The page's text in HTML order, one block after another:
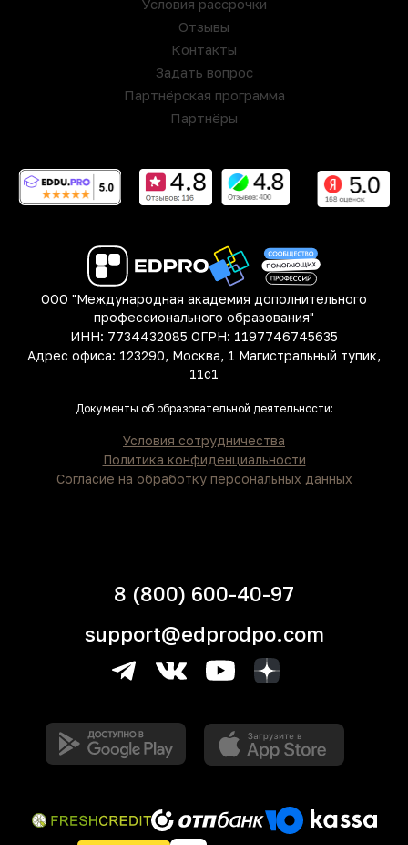
Условия рассрочки
Отзывы
Контакты
Задать вопрос
Партнёрская программа
Партнёры
ООО "Международная академия дополнительного
профессионального образования"
ИНН: 7734432085 ОГРН: 1197746745635
Адрес офиса: 123290, Москва, 1 Магистральный тупик,
11с1
Документы об образовательной деятельности:
Условия сотрудничества
Политика конфиденциальности
Согласие на обработку персональных данных
8 (800) 600-40-97
support@edprodpo.com